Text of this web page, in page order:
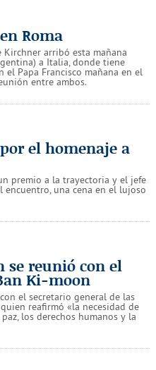
Roma
Kirchner arribó esta mañana
a Italia, donde tiene
Papa Francisco mañana en el
entre ambos.
el homenaje a
premio a la trayectoria y el jefe
una cena en el lujoso
se reunió con el
Ki-moon
el secretario general de las
reafirmó «la necesidad de
los derechos humanos y la